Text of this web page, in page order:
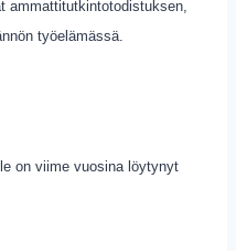
ammattitutkintotodistuksen,
työelämässä.
on viime vuosina löytynyt